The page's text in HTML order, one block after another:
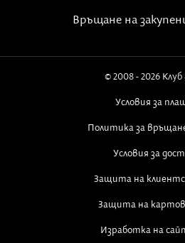
Връщане на
© 2008 - 2026
Условия за
Политика за
Условия за
Защита на
Защита на
Изработка на